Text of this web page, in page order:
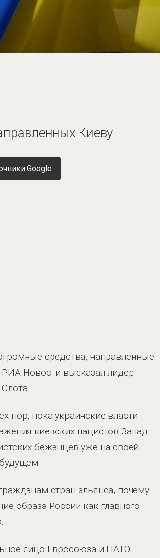
Киеву
Google
средства, направленные
Новости высказал лидер
пор, пока украинские власти
киевских нацистов Запад
беженцев уже на своей
стран альянса, почему
образа России как главного
лицо Евросоюза и НАТО.